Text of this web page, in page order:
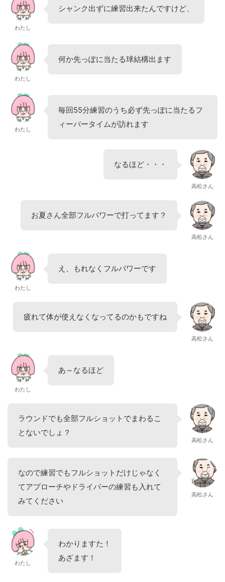
わたし
シャンク出ずに練習出来たんですけど、
わたし
何か先っぽに当たる球結構出ます
わたし
毎回55分練習のうち必ず先っぽに当たるフ
ィーバータイムが訪れます
なるほど・・・
高松さん
お夏さん全部フルパワーで打ってます？
高松さん
わたし
え、もれなくフルパワーです
疲れて体が使えなくなってるのかもですね
高松さん
わたし
あ～なるほど
ラウンドでも全部フルショットでまわるこ
とないでしょ？
高松さん
なので練習でもフルショットだけじゃなく
てアプローチやドライバーの練習も入れて
みてください
高松さん
わたし
わかりますた！
あざます！